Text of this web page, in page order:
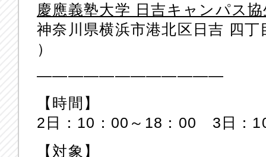
慶應義塾大学 日吉キャンパス
神奈川県横浜市港北区日吉 四
）
————————————
【時間】
2日：10：00～18：00 3日：
【対象】